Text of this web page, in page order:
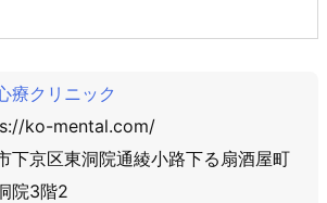
療クリニック
ko-mental.com/
下京区東洞院通綾小路下る扇酒屋町
院3階2